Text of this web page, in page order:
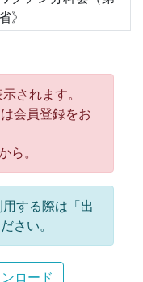
》
されます。
会員登録をお
ら。
する際は「出
さい。
ロード